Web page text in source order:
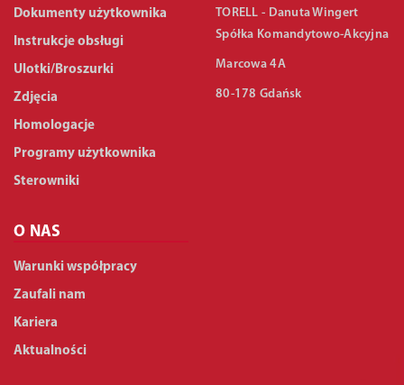
Dokumenty użytkownika
Instrukcje obsługi
Ulotki/Broszurki
Zdjęcia
Homologacje
Programy użytkownika
Sterowniki
O NAS
Warunki współpracy
Zaufali nam
Kariera
Aktualności
TORELL - Danuta Wingert
Spółka Komandytowo-Akcyjna
Marcowa 4A
80-178 Gdańsk